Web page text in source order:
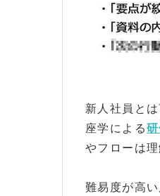
新人社員とは
座学による
やフローは
難易度が高